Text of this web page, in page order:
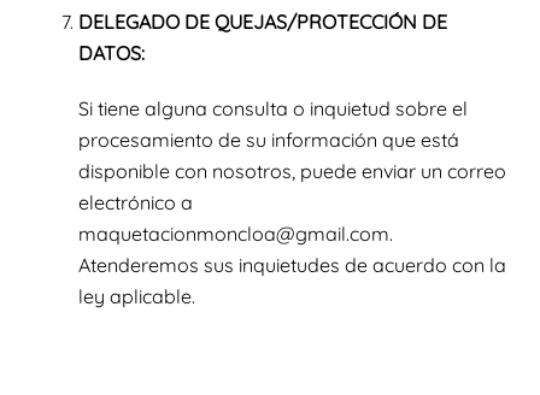
DELEGADO DE QUEJAS/PROTECCIÓN DE
DATOS:
Si tiene alguna consulta o inquietud sobre el
procesamiento de su información que está
disponible con nosotros, puede enviar un correo
electrónico a
maquetacionmoncloa@gmail.com.
Atenderemos sus inquietudes de acuerdo con la
ley aplicable.